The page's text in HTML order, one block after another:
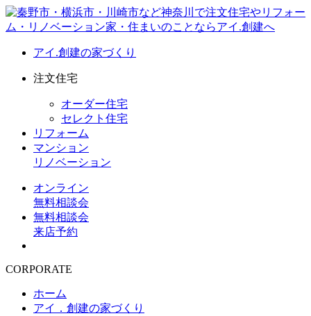
アイ.創建の家づくり
注文住宅
オーダー住宅
セレクト住宅
リフォーム
マンション
リノベーション
オンライン
無料相談会
無料相談会
来店予約
CORPORATE
ホーム
アイ．創建の家づくり